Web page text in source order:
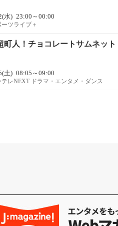
水) 23:00～00:00
ーツライブ＋
町人！チョコレートサムネット
土) 08:05～09:00
テレNEXT ドラマ・エンタメ・ダンス